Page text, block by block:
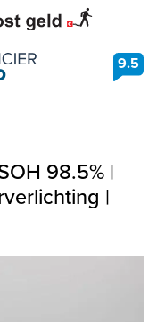
9.5
98.5% |
|